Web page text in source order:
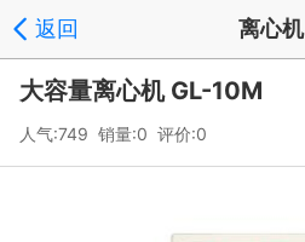
返回 离心机
大容量离心机 GL-10M
人气:749 销量:0 评价:0